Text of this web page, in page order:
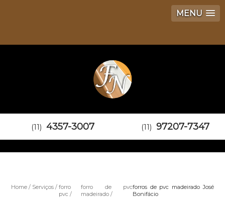
MENU
(11) 4357-3007 (11) 97207-7347
Home Serviços
forro
pvc
forro de pvc
madeirado
forros de pvc madeirado José
Bonifácio